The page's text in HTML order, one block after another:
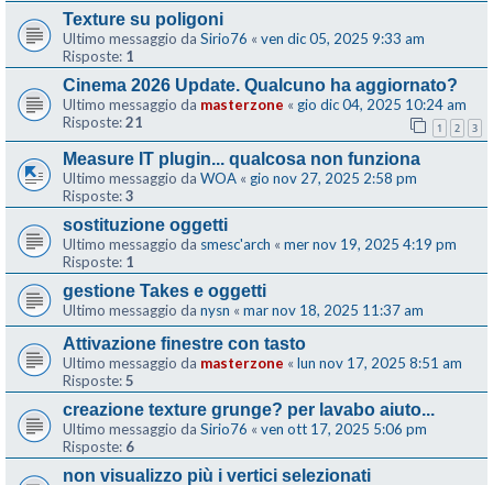
Texture su poligoni
Ultimo messaggio da Sirio76 « ven dic 05, 2025 9:33 am
Risposte: 1
Cinema 2026 Update. Qualcuno ha aggiornato?
Ultimo messaggio da masterzone « gio dic 04, 2025 10:24 am
Risposte:21 1 2 3
Measure IT plugin... qualcosa non funziona
Ultimo messaggio da WOA « gio nov 27, 2025 2:58 pm
Risposte:3
sostituzione oggetti
Ultimo messaggio da smesc'arch « mer nov 19, 2025 4:19 pm
Risposte: 1
gestione Takes e oggetti
Ultimo messaggio da nysn « mar nov 18, 2025 11:37 am
Attivazione finestre con tasto
Ultimo messaggio da masterzone « lun nov 17, 2025 8:51 am
Risposte:5
creazione texture grunge? per lavabo aiuto...
Ultimo messaggio da Sirio76 « ven ott 17, 2025 5:06 pm
Risposte: 6
non visualizzo più i vertici selezionati